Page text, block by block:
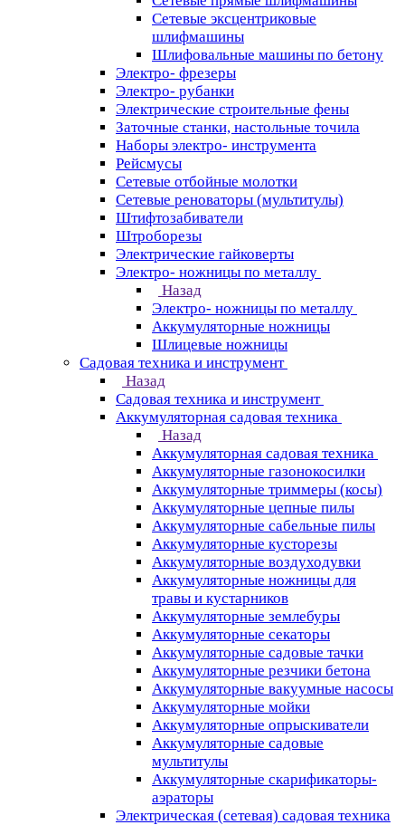
Сетевые эксцентриковые
шлифмашины
Шлифовальные машины по бетону
Электро- фрезеры
Электро- рубанки
Электрические строительные фены
Заточные станки, настольные точила
Наборы электро- инструмента
Рейсмусы
Сетевые отбойные молотки
Сетевые реноваторы (мультитулы)
Штифтозабиватели
Штроборезы
Электрические гайковерты
Электро- ножницы по металлу
Назад
Электро- ножницы по металлу
Аккумуляторные ножницы
Шлицевые ножницы
Cадовая техника и инструмент
Назад
Cадовая техника и инструмент
Аккумуляторная садовая техника
Назад
Аккумуляторная садовая техника
Аккумуляторные газонокосилки
Аккумуляторные триммеры (косы)
Аккумуляторные цепные пилы
Аккумуляторные сабельные пилы
Аккумуляторные кусторезы
Аккумуляторные воздуходувки
Аккумуляторные ножницы для
травы и кустарников
Аккумуляторные землебуры
Аккумуляторные секаторы
Аккумуляторные садовые тачки
Аккумуляторные резчики бетона
Аккумуляторные вакуумные насосы
Аккумуляторные мойки
Аккумуляторные опрыскиватели
Аккумуляторные садовые
мультитулы
Аккумуляторные скарификаторы-
аэраторы
Электрическая (сетевая) садовая техника